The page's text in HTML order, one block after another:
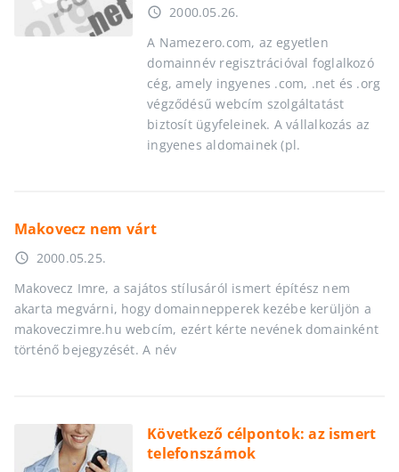
access_time 2000.05.26.
A Namezero.com, az egyetlen
domainnév regisztrációval foglalkozó
cég, amely ingyenes .com, .net és .org
végződésű webcím szolgáltatást
biztosít ügyfeleinek. A vállalkozás az
ingyenes aldomainek (pl.
Makovecz nem várt
access_time 2000.05.25.
Makovecz Imre, a sajátos stílusáról ismert építész nem
akarta megvárni, hogy domainnepperek kezébe kerüljön a
makoveczimre.hu webcím, ezért kérte nevének domainként
történő bejegyzését. A név
Következő célpontok: az ismert
telefonszámok